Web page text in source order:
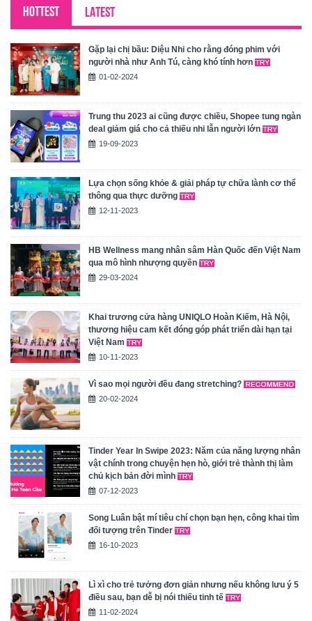
HOTTEST LATEST
Gặp lại chị bầu: Diệu Nhi cho rằng đóng phim với
người nhà như Anh Tú, càng khó tính hơn
01-02-2024
Trung thu 2023 ai cũng được chiều, Shopee tung ngàn
deal giảm giá cho cả thiếu nhi lẫn người lớn
19-09-2023
Lựa chọn sống khỏe & giải pháp tự chữa lành cơ thể
thông qua thực dưỡng
12-11-2023
HB Wellness mang nhân sâm Hàn Quốc đến Việt Nam
qua mô hình nhượng quyền
29-03-2024
Khai trương cửa hàng UNIQLO Hoàn Kiếm, Hà Nội,
thương hiệu cam kết đóng góp phát triển dài hạn tại
Việt Nam
10-11-2023
Vì sao mọi người đều đang stretching?
20-02-2024
Tinder Year In Swipe 2023: Năm của năng lượng nhân
vật chính trong chuyện hẹn hò, giới trẻ thành thị làm
chủ kịch bản đời mình
07-12-2023
Song Luân bật mí tiêu chí chọn bạn hẹn, công khai tìm
đối tượng trên Tinder
16-10-2023
Lì xì cho trẻ tưởng đơn giản nhưng nếu không lưu ý 5
điều sau, bạn dễ bị nói thiếu tinh tế
11-02-2024